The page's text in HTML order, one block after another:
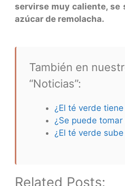
servirse muy caliente, se
azúcar de remolacha.
También en
“Noticias”:
¿El té verde
¿Se puede
¿El té verde
Related Posts: